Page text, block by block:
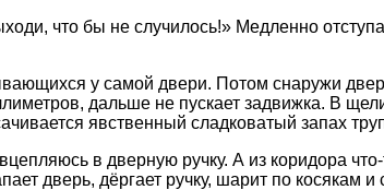
что бы не случилось!» Медленно
у самой двери. Потом снаружи
дальше не пускает задвижка. В
явственный сладковатый запах
в дверную ручку. А из коридора
дверь, дёргает ручку, шарит по косякам и